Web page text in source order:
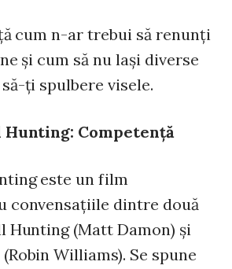
cum n-ar trebui să renunţi
şi cum să nu laşi diverse
ţi spulbere visele.
Hunting: Competenţă
este un film
convensaţiile dintre două
Hunting (Matt Damon) şi
Williams). Se spune